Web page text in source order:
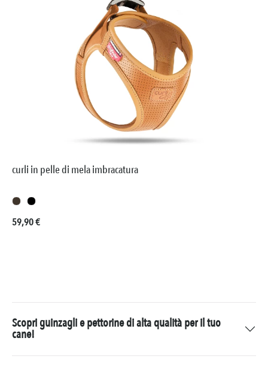
curli in pelle di mela imbracatura
Prezzo normale:
59,90 €
Scopri guinzagli e pettorine di alta qualità per il tuo
cane!